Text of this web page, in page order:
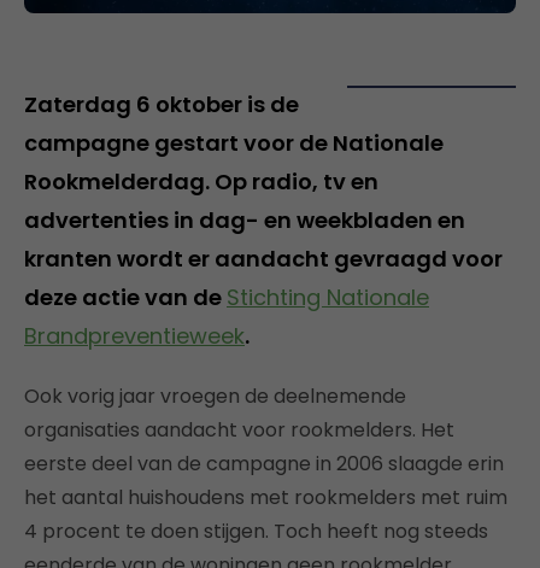
Zaterdag 6 oktober is de
campagne gestart voor de Nationale
Rookmelderdag. Op radio, tv en
advertenties in dag- en weekbladen en
kranten wordt er aandacht gevraagd voor
deze actie van de Stichting Nationale
Brandpreventieweek.
Ook vorig jaar vroegen de deelnemende
organisaties aandacht voor rookmelders. Het
eerste deel van de campagne in 2006 slaagde erin
het aantal huishoudens met rookmelders met ruim
4 procent te doen stijgen. Toch heeft nog steeds